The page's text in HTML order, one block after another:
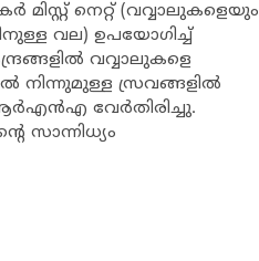
മിസ്റ്റ് നെറ്റ് (വവ്വാലുകളെയും
വല) ഉപയോഗിച്ച്
വവ്വാലുകളെ
നിന്നുമുള്ള സ്രവങ്ങളില്‍
വേര്‍തിരിച്ചു.
സാന്നിധ്യം